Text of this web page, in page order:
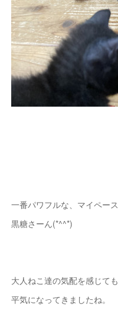
一番パワフルな、マイペース
黒糖さーん(*^^*)
大人ねこ達の気配を感じても
平気になってきましたね。